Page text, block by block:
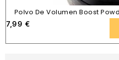
Polvo De Volumen Boost
7,99 €